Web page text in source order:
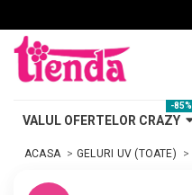
VALUL OFERTELOR CRAZY
-85%
ACASA GELURI UV (TOATE)